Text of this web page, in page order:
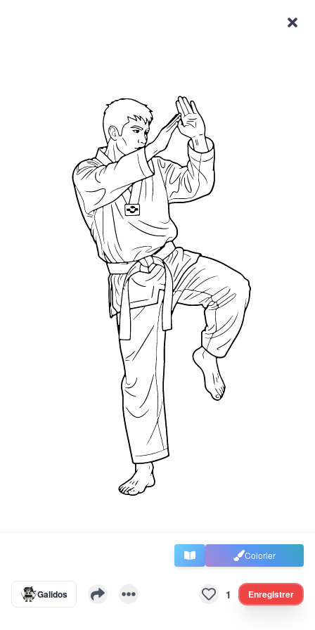
Colorier
Galidos 1 Enregistrer